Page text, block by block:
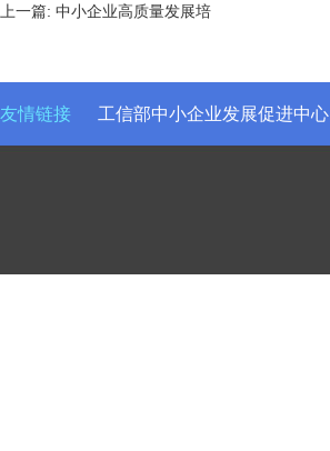
上一篇: 中小企业高质量发展培
友情链接 工信部中小企业发展促进中心